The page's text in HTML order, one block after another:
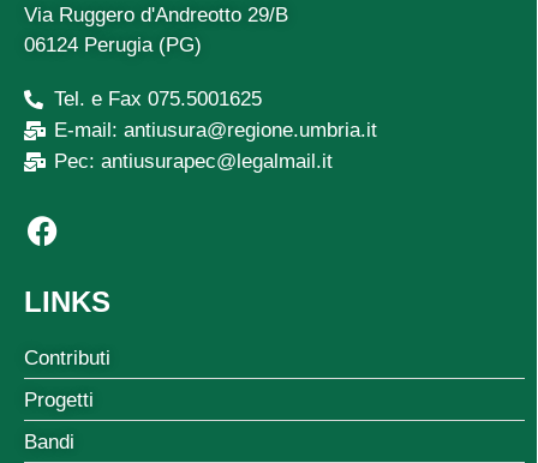
Via Ruggero d'Andreotto 29/B
06124 Perugia (PG)
Tel. e Fax 075.5001625
E-mail: antiusura@regione.umbria.it
Pec: antiusurapec@legalmail.it
LINKS
Contributi
Progetti
Bandi